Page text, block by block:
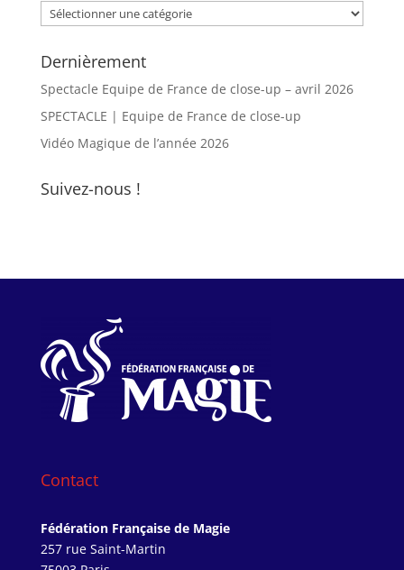
Actualités
Dernièrement
Spectacle Equipe de France de close-up – avril 2026
SPECTACLE | Equipe de France de close-up
Vidéo Magique de l’année 2026
Suivez-nous !
Contact
Fédération Française de Magie
257 rue Saint-Martin